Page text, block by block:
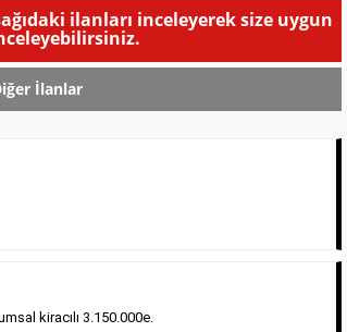
Vasıta İlanı
ilanları inceleyerek size uygun
İlanlar
kiracılı 3.150.000e.